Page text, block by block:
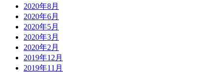
2020年8月
2020年6月
2020年5月
2020年3月
2020年2月
2019年12月
2019年11月